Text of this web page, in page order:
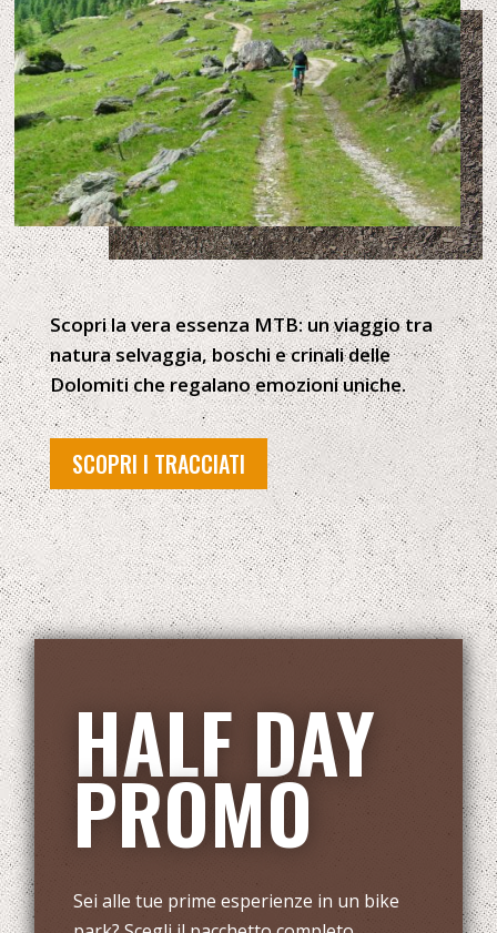
Scopri la vera essenza MTB: un viaggio tra
natura selvaggia, boschi e crinali delle
Dolomiti che regalano emozioni uniche.
SCOPRI I TRACCIATI
HALF DAY
PROMO
Sei alle tue prime esperienze in un bike